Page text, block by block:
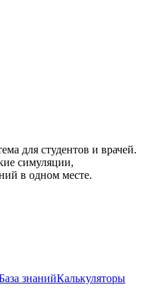
для студентов и врачей.
симуляции,
в одном месте.
знанийКалькуляторы